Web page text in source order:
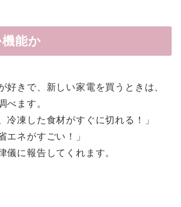
能か
好きで、新しい家電を買うときは、
べます。
冷凍した食材がすぐに切れる！」
エネがすごい！」
儀に報告してくれます。